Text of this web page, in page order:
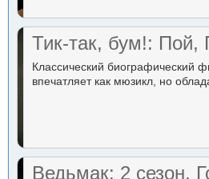
Тик-так, бум!: Пой,
Классический биографический
впечатляет как мюзикл, но
Ведьмак: 2 сезон.